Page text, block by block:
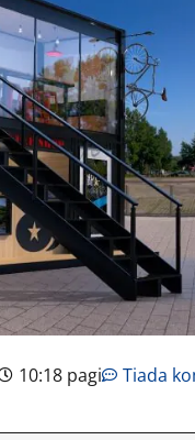
10:18 pagi Tiada